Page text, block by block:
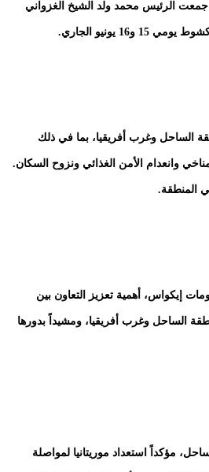
الرئيس محمد ولد الشيخ الغزواني
يونيو الجاري.
الساحل وغرب أفريقيا، بما في ذلك
وانعدام الأمن الغذائي ونزوح السكان.
المنطقة.
إيكواس، أهمية تعزيز التعاون بين
الساحل وغرب أفريقيا، ومشيداً بدورها
مؤكداً استعداد موريتانيا لمواصلة